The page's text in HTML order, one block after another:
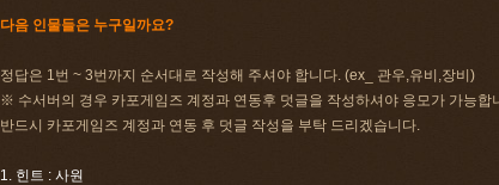
다음 인물들은 누구일까요?
정답은 1번 ~ 3번까지 순서대로 작성해 주셔야 합니다. (ex_ 관우,유비,장비)
※ 수서버의 경우 카포게임즈 계정과 연동후 덧글을 작성하셔야 응모가 가능합
반드시 카포게임즈 계정과 연동 후 덧글 작성을 부탁 드리겠습니다.
1. 힌트 : 사원